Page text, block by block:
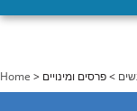
You are here
Home > > פרסים ומינויים